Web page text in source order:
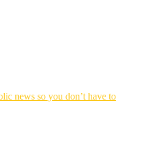
news so you don’t have to